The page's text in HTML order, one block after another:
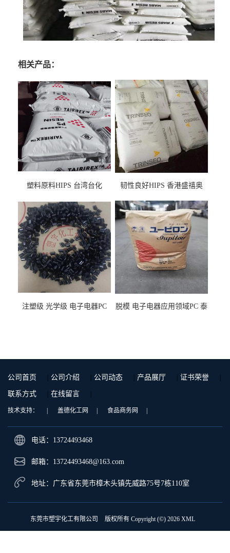
相关产品：
塑料原料HIPS 台湾台化
用料
韧性良好HIPS 香港盛禧奥
注塑级 光学级 电子电器PC
脱模 电子电器应用领域PC 泰
公司首页 | 公司介绍 | 公司动态 | 产品展厅 | 证书荣誉 |
联系方式 | 在线留言 |
技术支持： | 盖德化工网 | 食品商务网 |
电话：13724493468
邮箱： 13724493468@163.com
地址：广东省东莞市樟木头镇先威路75号7栋110室
东莞市塑宇化工有限公司 版权所有 Copyright (©) 2026 XML